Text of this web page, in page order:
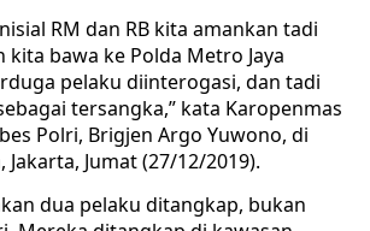
RM dan RB kita amankan tadi
bawa ke Polda Metro Jaya
pelaku diinterogasi, dan tadi
tersangka,” kata Karopenmas
Polri, Brigjen Argo Yuwono, di
Jakarta, Jumat (27/12/2019).
dua pelaku ditangkap, bukan